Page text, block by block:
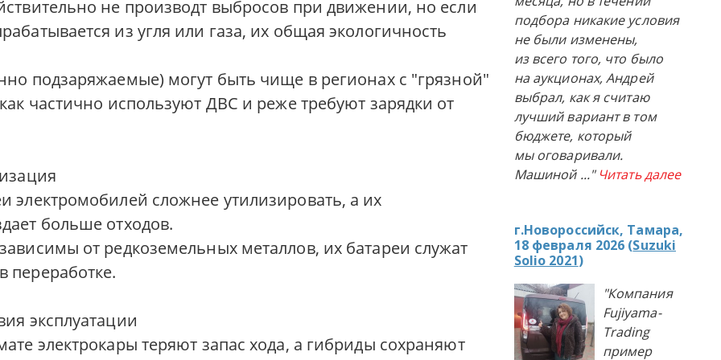
не производт выбросов при движении, но если
из угля или газа, их общая экологичность
подзаряжаемые) могут быть чище в регионах с "грязной"
частично используют ДВС и реже требуют зарядки от
электромобилей сложнее утилизировать, а их
больше отходов.
от редкоземельных металлов, их батареи служат
эксплуатации
электрокары теряют запас хода, а гибриды сохраняют
подбора никакие условия
не были изменены,
из всего того, что было
на аукционах, Андрей
выбрал, как я считаю
лучший вариант в том
бюджете, который
мы оговаривали.
Машиной ..." Читать далее
г.Новороссийск, Тамара,
18 февраля 2026 (Suzuki
Solio 2021)
"Компания
Fujiyama-
Trading
пример